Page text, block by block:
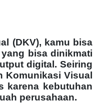
(DKV), kamu bisa
bisa dinikmati
digital. Seiring
Komunikasi Visual
karena kebutuhan
perusahaan.